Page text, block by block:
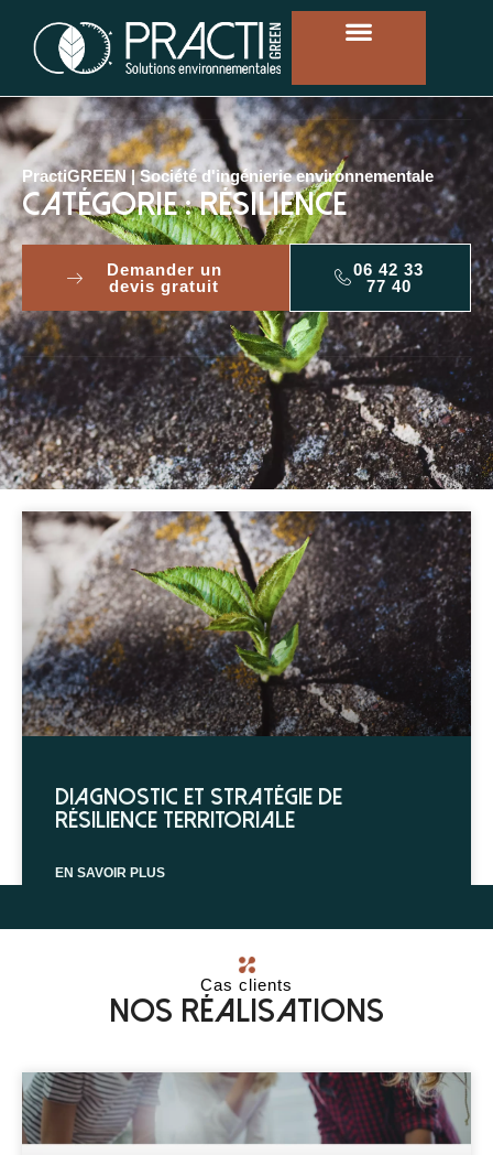
PractiGREEN | Société d'ingénierie environnementale
Catégorie : RÉSILIENCE
Demander un
devis gratuit
06 42 33
77 40
Diagnostic et stratégie de
résilience territoriale
EN SAVOIR PLUS
Cas clients
Nos réalisations